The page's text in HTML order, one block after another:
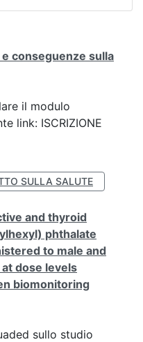
conseguenze sulla
il modulo
link: ISCRIZIONE
SULLA SALUTE
and thyroid
phthalate
to male and
dose levels
biomonitoring
sullo studio